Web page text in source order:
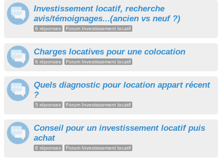
Investissement locatif, recherche
avis/témoignages...(ancien vs neuf ?)
6 réponses Forum Investissement locatif
Charges locatives pour une colocation
6 réponses Forum Investissement locatif
Quels diagnostic pour location appart récent
?
5 réponses Forum Investissement locatif
Conseil pour un investissement locatif puis
achat
6 réponses Forum Investissement locatif